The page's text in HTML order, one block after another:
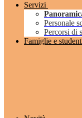
Servizi
Personale
Percorsi di
Famiglie e